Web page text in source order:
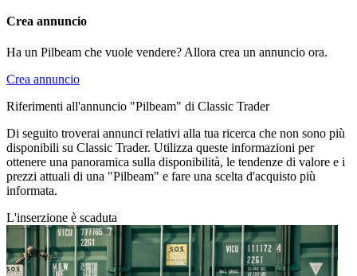
Crea annuncio
Ha un Pilbeam che vuole vendere? Allora crea un annuncio ora.
Crea annuncio
Riferimenti all'annuncio "Pilbeam" di Classic Trader
Di seguito troverai annunci relativi alla tua ricerca che non sono più
disponibili su Classic Trader. Utilizza queste informazioni per
ottenere una panoramica sulla disponibilità, le tendenze di valore e i
prezzi attuali di una "Pilbeam" e fare una scelta d'acquisto più
informata.
L'inserzione è scaduta